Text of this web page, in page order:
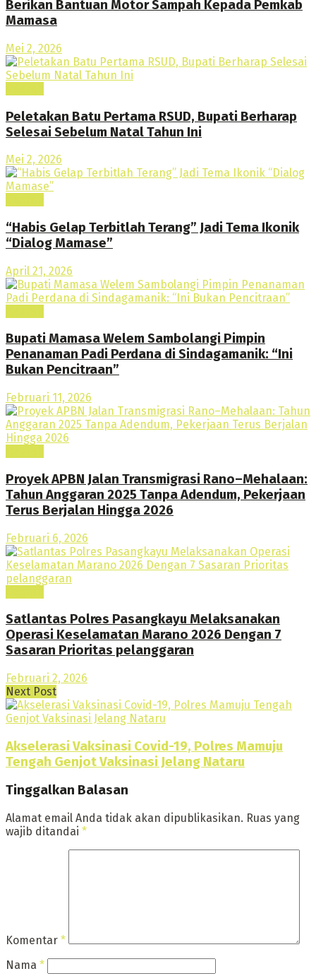
Berikan Bantuan Motor Sampah Kepada Pemkab
Mamasa
Mei 2, 2026
Peletakan Batu Pertama RSUD, Bupati Berharap
Selesai Sebelum Natal Tahun Ini
Mei 2, 2026
“Habis Gelap Terbitlah Terang” Jadi Tema Ikonik
“Dialog Mamase”
April 21, 2026
Bupati Mamasa Welem Sambolangi Pimpin
Penanaman Padi Perdana di Sindagamanik: “Ini
Bukan Pencitraan”
Februari 11, 2026
Proyek APBN Jalan Transmigrasi Rano–Mehalaan:
Tahun Anggaran 2025 Tanpa Adendum, Pekerjaan
Terus Berjalan Hingga 2026
Februari 6, 2026
Satlantas Polres Pasangkayu Melaksanakan
Operasi Keselamatan Marano 2026 Dengan 7
Sasaran Prioritas pelanggaran
Februari 2, 2026
Next Post
Akselerasi Vaksinasi Covid-19, Polres Mamuju
Tengah Genjot Vaksinasi Jelang Nataru
Tinggalkan Balasan
Alamat email Anda tidak akan dipublikasikan. Ruas yang
wajib ditandai *
Komentar *
Nama *